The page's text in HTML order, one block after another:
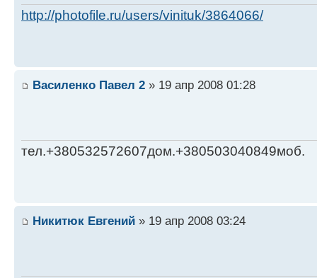
http://photofile.ru/users/vinituk/3864066/
Василенко Павел 2 » 19 апр 2008 01:28
тел.+380532572607дом.+380503040849моб.
Никитюк Евгений » 19 апр 2008 03:24